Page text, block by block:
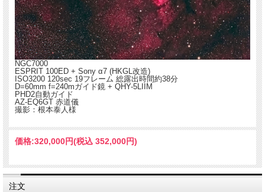
NGC7000
ESPRIT 100ED + Sony α7 (HKGL改造)
ISO3200 120sec 19フレーム 総露出時間約38分
D=60mm f=240mガイド鏡 + QHY-5LIIM
PHD2自動ガイド
AZ-EQ6GT 赤道儀
撮影：根本泰人様
価格:320,000円(税込 352,000円)
注文